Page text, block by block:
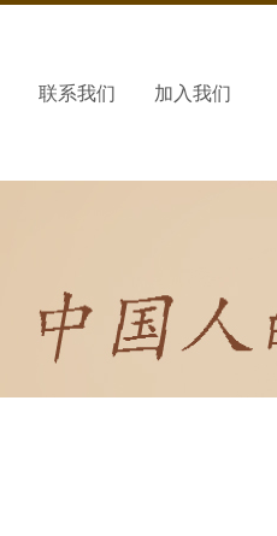
联系我们 加入我们